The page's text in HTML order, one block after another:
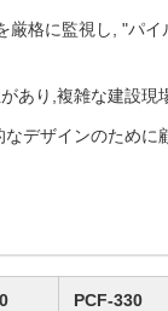
厳格に監視し, "パ
あり,複雑な建設現
デザインのため
PCF-330